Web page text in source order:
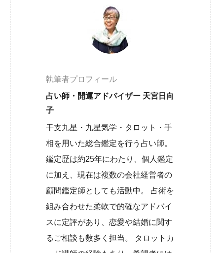
執筆者プロフィール
占い師・開運アドバイザー 天宮日向
子
干支九星・九星気学・タロット・手
相を用いた総合鑑定を行う占い師。
鑑定歴は約25年にわたり、個人鑑定
に加え、現在は複数の会社経営者の
顧問鑑定師としても活動中。 占術を
組み合わせた柔軟で的確なアドバイ
スに定評があり、恋愛や結婚に関す
るご相談も数多く担当。 タロットカ